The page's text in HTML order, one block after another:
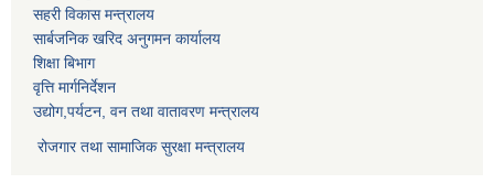
सहरी विकास मन्त्रालय
सार्बजनिक खरिद अनुगमन कार्यालय
शिक्षा बिभाग
वृत्ति मार्गनिर्देशन
उद्योग,पर्यटन, वन तथा वातावरण मन्त्रालय
रोजगार तथा सामाजिक सुरक्षा मन्त्रालय